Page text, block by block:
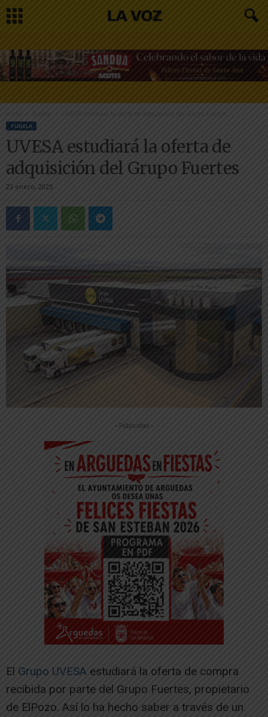
Inicio Tudela UVESA estudiará la oferta de adquisición del Grupo Fuertes
TUDELA
UVESA estudiará la oferta de
adquisición del Grupo Fuertes
23 enero, 2025
-- Publicidad --
El Grupo UVESA estudiará la oferta de compra
recibida por parte del Grupo Fuertes, propietario
de ElPozo. Así lo ha hecho saber a través de un